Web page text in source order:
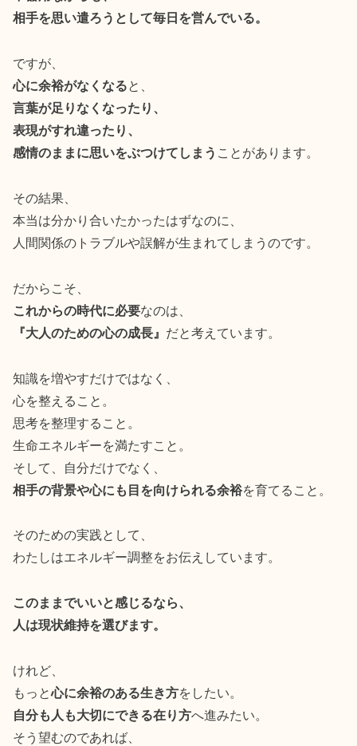
相手を思い遣ろうとして毎日を営んでいる。
ですが、
心に余裕がなくなると、
言葉が足りなくなったり、
表現がすれ違ったり、
感情のままに思いをぶつけてしまう ことがあります。
その結果、
本当は分かり合いたかったはずなのに、
人間関係のトラブルや誤解が生まれてしまうのです。
だからこそ、
これからの時代に必要なのは、
『大人のための心の成長』 だと考えています。
知識を増やすだけではなく、
心を整えること。
思考を整理すること。
生命エネルギーを満たすこと。
そして、自分だけでなく、
相手の背景や心にも目を向けられる余裕を育てること。
そのための実践として、
わたしはエネルギー調整をお伝えしています。
このままでいいと感じるなら、
人は現状維持を選びます。
けれど、
もっと心に余裕のある生き方をしたい。
自分も人も大切にできる在り方へ進みたい。
そう望むのであれば、